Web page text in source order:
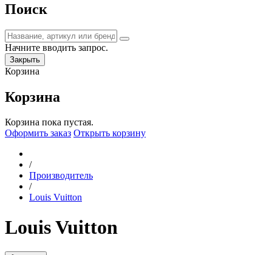
Поиск
Начните вводить запрос.
Закрыть
Корзина
Корзина
Корзина пока пустая.
Оформить заказ Открыть корзину
/
Производитель
/
Louis Vuitton
Louis Vuitton